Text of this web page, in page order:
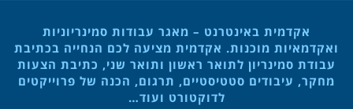
אקדמית באינטרנט – מאגר עבודות סמינריוניות
ואקדמאיות מוכנות. אקדמית מציעה לכם הנחייה בכתיבת
עבודת סמינריון לתואר ראשון ותואר שני, כתיבת הצעות
מחקר, עיבודים סטטיסטיים, תרגום, הכנה של פרוייקטים
לדוקטורט ועוד…